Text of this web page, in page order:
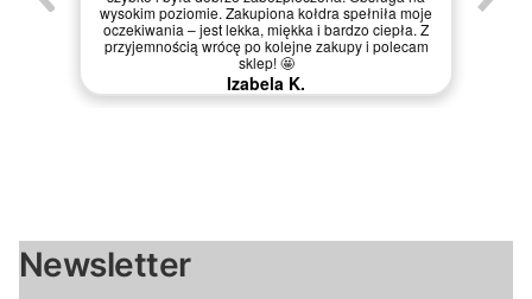
wysokim poziomie. Zakupiona kołdra spełniła moje
oczekiwania – jest lekka, miękka i bardzo ciepła. Z
przyjemnością wrócę po kolejne zakupy i polecam
sklep! 🤩
Izabela K.
Newsletter